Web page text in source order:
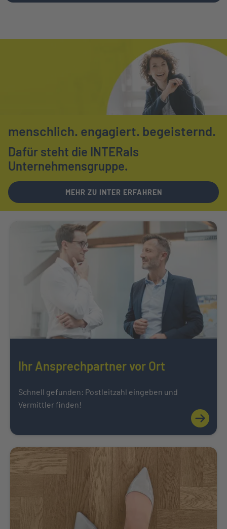
menschlich. engagiert. begeisternd.
Dafür steht die INTERals
Unternehmensgruppe.
MEHR ZU INTER ERFAHREN
Weiter zu Ihr Ansprechpartner vor Ort
Ihr Ansprechpartner vor Ort
Schnell gefunden: Postleitzahl eingeben und
Vermittler finden!
Mehr
Weiter zu Karriere bei der INTER